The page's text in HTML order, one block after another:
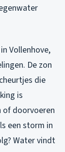
Vollenhove,
De zon
die
is
of doorvoeren
een storm in
Water vindt